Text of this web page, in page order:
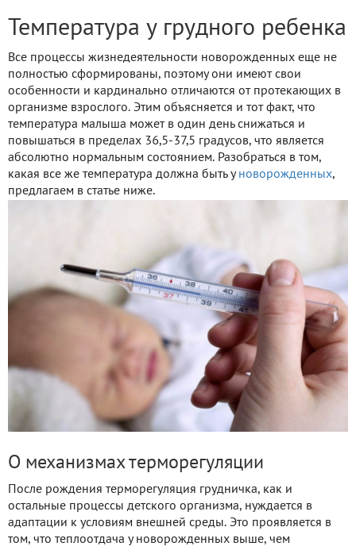
Температура у грудного ребенка
Все процессы жизнедеятельности новорожденных еще не
полностью сформированы, поэтому они имеют свои
особенности и кардинально отличаются от протекающих в
организме взрослого. Этим объясняется и тот факт, что
температура малыша может в один день снижаться и
повышаться в пределах 36,5-37,5 градусов, что является
абсолютно нормальным состоянием. Разобраться в том,
какая все же температура должна быть у новорожденных,
предлагаем в статье ниже.
О механизмах терморегуляции
После рождения терморегуляция грудничка, как и
остальные процессы детского организма, нуждается в
адаптации к условиям внешней среды. Это проявляется в
том, что теплоотдача у новорожденных выше, чем